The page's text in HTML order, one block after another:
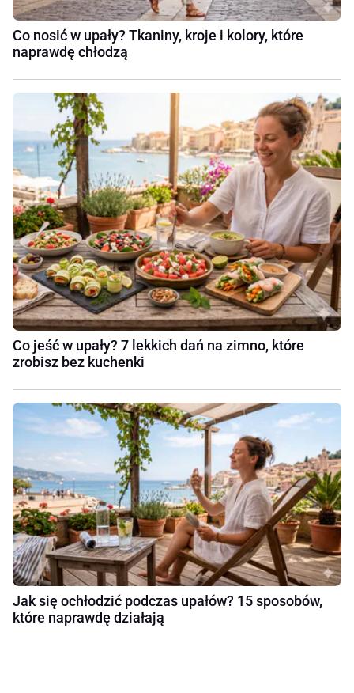
Co nosić w upały? Tkaniny, kroje i kolory, które
naprawdę chłodzą
Co jeść w upały? 7 lekkich dań na zimno, które
zrobisz bez kuchenki
Jak się ochłodzić podczas upałów? 15 sposobów,
które naprawdę działają